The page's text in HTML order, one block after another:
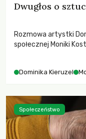
Dwugłos o
Rozmowa artystki
społecznej Moniki
Dominika Kieruzel
Społeczeństwo